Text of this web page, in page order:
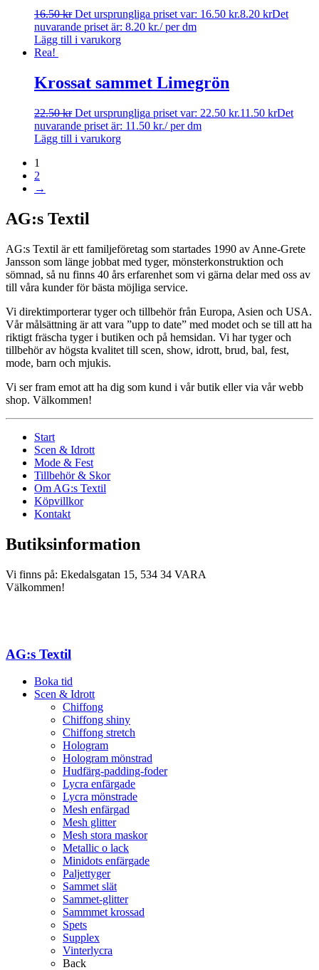
16.50kr Det ursprungliga priset var: 16.50 kr.8.20 krDet
nuvarande priset är: 8.20 kr./ per dm
Lägg till i varukorg
Rea!
Krossat sammet Limegrön
22.50kr Det ursprungliga priset var: 22.50 kr.11.50 krDet
nuvarande priset är: 11.50 kr./ per dm
Lägg till i varukorg
1
2
→
AG:s Textil
AG:s Textil är ett familjeföretag som startades 1990 av Anne-Grete
Jansson som länge jobbat med tyger, mönsterkonstruktion och
sömnad, så nu finns 40 års erfarenhet som vi gärna delar med oss av
till våra kunder för bästa möjliga service.
Vi direktimporterar tyger och tillbehör från Europa, Asien och USA.
Vår målsättning är att vara ”upp to date” med modet och se till att ha
riktigt fräscha tyger i butiken och på hemsidan. Vi har tyger och
tillbehör av högsta kvalitet till scen, show, idrott, brud, bal, fest,
mode, barn och mjukis.
Vi ser fram emot att ha dig som kund i vår butik eller via vår webb
shop. Välkommen!
Start
Scen & Idrott
Mode & Fest
Tillbehör & Skor
Om AG:s Textil
Köpvillkor
Kontakt
Butiksinformation
Vi finns på: Ekedalsgatan 15, 534 34 VARA
Välkommen!
AG:s Textil
Boka tid
Scen & Idrott
Chiffong
Chiffong shiny
Chiffong stretch
Hologram
Hologram mönstrad
Hudfärg-padding-foder
Lycra enfärgade
Lycra mönstrade
Mesh enfärgad
Mesh glitter
Mesh stora maskor
Metallic o lack
Minidots enfärgade
Paljettyger
Sammet slät
Sammet-glitter
Sammmet krossad
Spets
Supplex
Vinterlycra
Back